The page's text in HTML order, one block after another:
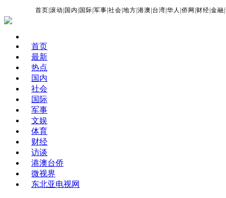
首页 |滚动 国内 国际 |军事 |社会 |地方 |港澳 台湾 |华人 |侨网 财经 |金融 |
首页
最新
热点
国内
社会
国际
军事
文娱
体育
财经
访谈
港澳台侨
微视界
东北亚电视网